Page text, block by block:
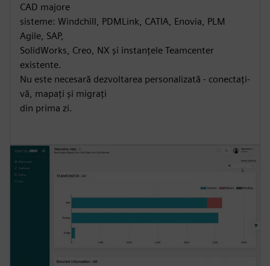
CAD majore
sisteme: Windchill, PDMLink, CATIA, Enovia, PLM
Agile, SAP,
SolidWorks, Creo, NX și instanțele Teamcenter
existente.
Nu este necesară dezvoltarea personalizată - conectați-
vă, mapați și migrați
din prima zi.